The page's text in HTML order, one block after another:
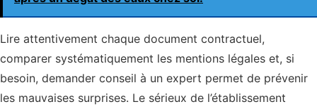
Lire attentivement chaque document contractuel,
comparer systématiquement les mentions légales et, si
besoin, demander conseil à un expert permet de prévenir
les mauvaises surprises. Le sérieux de l’établissement